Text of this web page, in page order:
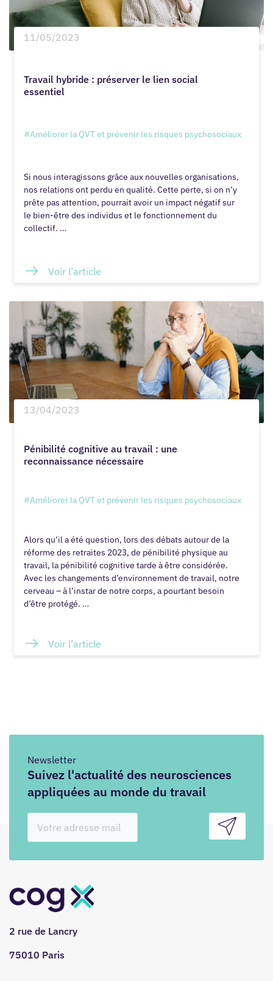
11/05/2023
Travail hybride : préserver le lien social
essentiel
#Améliorer la QVT et prévenir les risques psychosociaux
Si nous interagissons grâce aux nouvelles organisations,
nos relations ont perdu en qualité. Cette perte, si on n’y
prête pas attention, pourrait avoir un impact négatif sur
le bien-être des individus et le fonctionnement du
collectif. …
Voir l’article
13/04/2023
Pénibilité cognitive au travail : une
reconnaissance nécessaire
#Améliorer la QVT et prévenir les risques psychosociaux
Alors qu’il a été question, lors des débats autour de la
réforme des retraites 2023, de pénibilité physique au
travail, la pénibilité cognitive tarde à être considérée.
Avec les changements d’environnement de travail, notre
cerveau – à l’instar de notre corps, a pourtant besoin
d’être protégé. …
Voir l’article
Newsletter
Suivez l'actualité des neurosciences
appliquées au monde du travail
2 rue de Lancry
75010 Paris